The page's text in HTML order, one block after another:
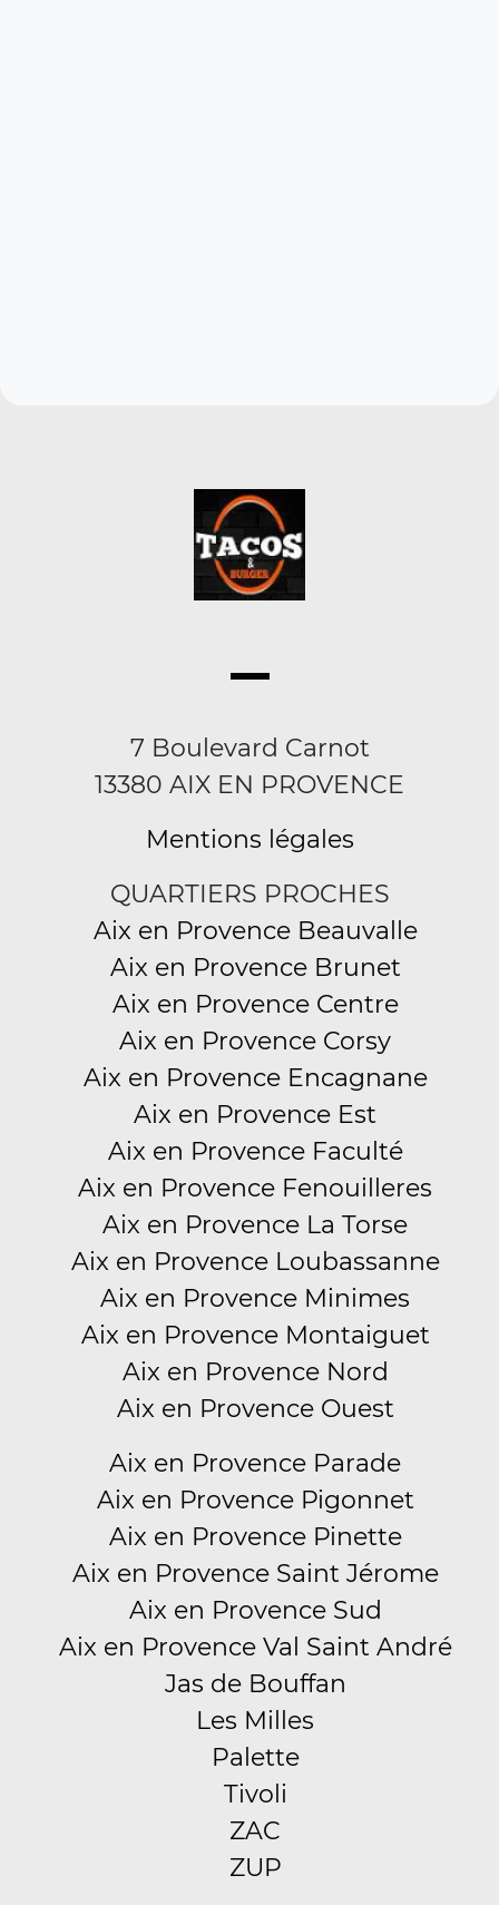
7 Boulevard Carnot
13380 AIX EN PROVENCE
Mentions légales
QUARTIERS PROCHES
Aix en Provence Beauvalle
Aix en Provence Brunet
Aix en Provence Centre
Aix en Provence Corsy
Aix en Provence Encagnane
Aix en Provence Est
Aix en Provence Faculté
Aix en Provence Fenouilleres
Aix en Provence La Torse
Aix en Provence Loubassanne
Aix en Provence Minimes
Aix en Provence Montaiguet
Aix en Provence Nord
Aix en Provence Ouest
Aix en Provence Parade
Aix en Provence Pigonnet
Aix en Provence Pinette
Aix en Provence Saint Jérome
Aix en Provence Sud
Aix en Provence Val Saint André
Jas de Bouffan
Les Milles
Palette
Tivoli
ZAC
ZUP